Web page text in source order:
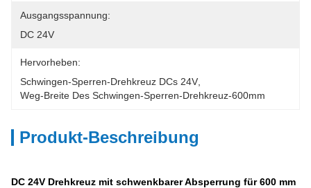
Ausgangsspannung:
DC 24V
Hervorheben:
Schwingen-Sperren-Drehkreuz DCs 24V
Weg-Breite Des Schwingen-Sperren-Drehkreuz-600mm
Produkt-Beschreibung
DC 24V Drehkreuz mit schwenkbarer Absperrung für 600 mm